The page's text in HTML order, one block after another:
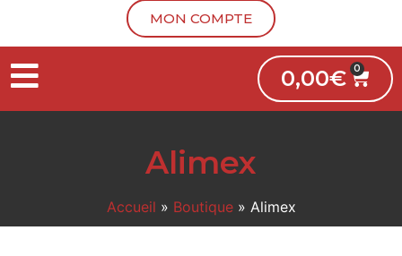
MON COMPTE
0,00€
Alimex
Accueil » Boutique » Alimex